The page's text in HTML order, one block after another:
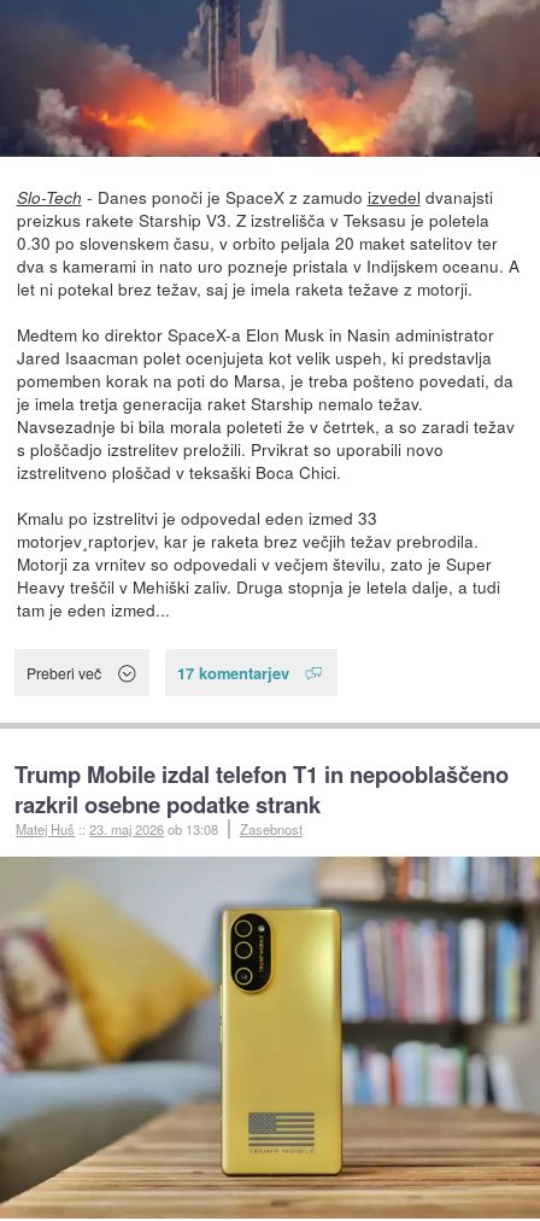
Slo-Tech - Danes ponoči je SpaceX z zamudo izvedel dvanajsti
preizkus rakete Starship V3. Z izstrelišča v Teksasu je poletela
0.30 po slovenskem času, v orbito peljala 20 maket satelitov ter
dva s kamerami in nato uro pozneje pristala v Indijskem oceanu. A
let ni potekal brez težav, saj je imela raketa težave z motorji.
Medtem ko direktor SpaceX-a Elon Musk in Nasin administrator
Jared Isaacman polet ocenjujeta kot velik uspeh, ki predstavlja
pomemben korak na poti do Marsa, je treba pošteno povedati, da
je imela tretja generacija raket Starship nemalo težav.
Navsezadnje bi bila morala poleteti že v četrtek, a so zaradi težav
s ploščadjo izstrelitev preložili. Prvikrat so uporabili novo
izstrelitveno ploščad v teksaški Boca Chici.
Kmalu po izstrelitvi je odpovedal eden izmed 33
motorjev¸raptorjev, kar je raketa brez večjih težav prebrodila.
Motorji za vrnitev so odpovedali v večjem številu, zato je Super
Heavy treščil v Mehiški zaliv. Druga stopnja je letela dalje, a tudi
tam je eden izmed...
Preberi več 17 komentarjev
Trump Mobile izdal telefon T1 in nepooblaščeno
razkril osebne podatke strank
Matej Huš ::23. maj 2026ob 13:08 Zasebnost